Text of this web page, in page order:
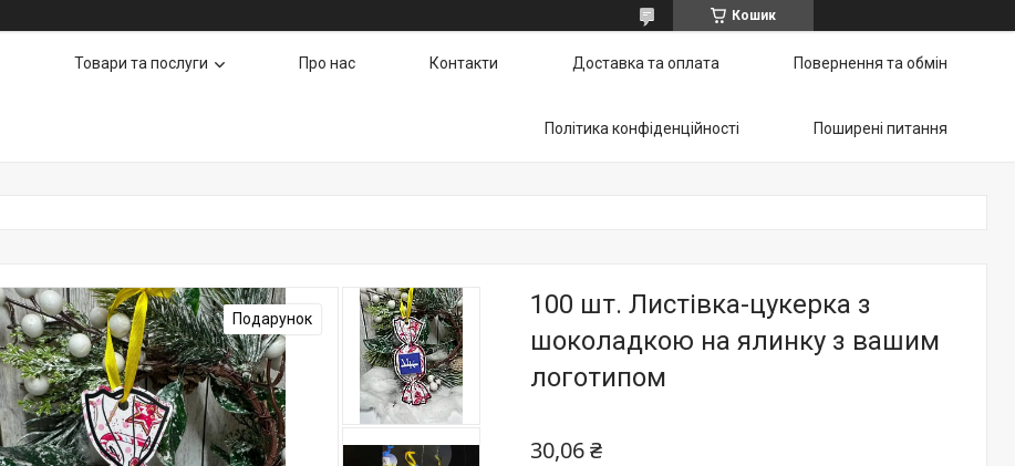
Кошик
Товари та послуги Про нас Контакти Доставка та оплата Повернення та обмін
Політика конфіденційності Поширені питання
Подарунок
100 шт. Листівка-цукерка з
шоколадкою на ялинку з вашим
логотипом
30,06 ₴